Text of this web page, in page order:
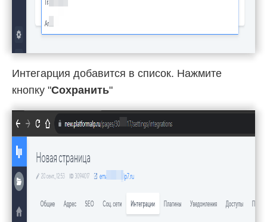
Интегарция добавится в список. Нажмите
кнопку "Сохранить"